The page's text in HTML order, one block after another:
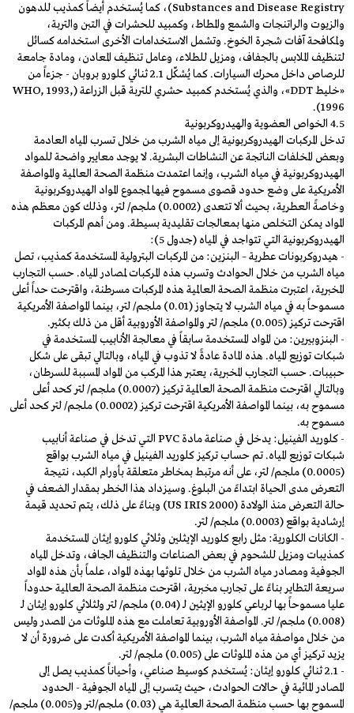
Substances and Disease Registry)، كما يُستخدم أيضاً كمذيب للدهون
والزيوت والراتنجات والشمع والمطاط، وكمبيد للحشرات في التبن والتربة،
ولمكافحة آفات شجرة الخوخ. وتشمل الاستخدامات الأخرى استخدامه كسائل
لتنظيف الملابس بالجفاف، ومزيل للطلاء، وعامل تنظيف المعادن، ومادة جامعة
للرصاص داخل محرك السيارات. كما يُشكّل 2.1 ثنائي كلورو بروبان - جزءاً من
«خليط DDT»، والذي يُستخدم كمبيد حشري للتربة قبل الزراعة (WHO, 1993,
1996).
4.5 الخواص العضوية والهيدروكربونية
تدخل المركبات الهيدروكربونية إلى مياه الشرب من خلال تسرب المياه العادمة
وبعض المخلفات الناتجة عن النشاطات البشرية. لا يوجد معايير واضحة للمواد
الهيدروكربونية في مياه الشرب، وإنما اعتمدت منظمة الصحة العالمية والمواصفة
الأمريكية على وضع حدود قصوى مسموح فيها لمجموع المواد الهيدروكربونية
وخاصةً العطرية، بحيث ألا تتعدى (0.0002) ملجم/ لتر، وذلك كون معظم هذه
المواد يمكن التخلص منها بمعالجات تقليدية بسيطة. ومن أهم المركبات
الهيدروكربونية التي تتواجد في المياه (جدول 5):
- هيدروكربونات عطرية – البنزين: من المركبات البترولية المستخدمة كمذيب، تصل
مياه الشرب من خلال الحوادث وتسرب هذه المركبات لمصادر المياه. حسب التجارب
المخبرية، اعتبرت منظمة الصحة العالمية هذه المركبات مسرطنة، واقترحت حداً أعلى
مسموحاً به في مياه الشرب لا يتجاوز (0.01) ملجم/ لتر، بينما المواصفة الأمريكية
اقترحت تركيز (0.005) ملجم/ لتر والمواصفة الأوروبية أقل من ذلك بكثير.
- البنزوبيرين: من المواد المستخدمة سابقاً في معالجة الأنابيب المستخدمة في
شبكات توزيع المياه. هذه المادة عادةً لا تذوب في المياه، وبالتالي تبقى على شكل
حبيبات. حسب التجارب المخبرية، يعتبر هذا المركب من المواد المسببة للسرطان،
وبالتالي اقترحت منظمة الصحة العالمية تركيز (0.0007) ملجم/ لتر كحد أعلى
مسموح به، بينما المواصفة الأمريكية اقترحت تركيز (0.0002) ملجم/ لتر كحد أعلى
مسموح به.
- كلوريد الفينيل: يدخل في صناعة مادة PVC التي تدخل في صناعة أنابيب
شبكات توزيع المياه. تم حساب تركيز كلوريد الفينيل في مياه الشرب بواقع
(0.0005) ملجم/ لتر، على أنه مرتبط بمخاطر متعلقة بأورام الكبد، نتيجة
التعرض مدى الحياة ابتداءً من البلوغ. وسيزداد هذا الخطر بمقدار الضعف في
حالة التعرض منذ الولادة (US IRIS 2000) وبناءً على ذلك، يتم تحديد قيمة
إرشادية بواقع (0.0003) ملجم/ لتر.
- الكانات الكلورية: مثل رابع كلوريد الإيثلين وثلاثي كلورو إيثان المستخدمة
كمذيبات ومزيل للشحوم في بعض الصناعات والتنظيف الجاف، وتدخل المياه
الجوفية ومصادر مياه الشرب من خلال تلوثها بهذه المواد، علماً بأن هذه المواد
سريعة التطاير بناءً على تجارب مخبرية، اقترحت منظمة الصحة العالمية حدوداً
عليا مسموحاً بها لرباعي كلورو الإيثين لـ (0.04) ملجم/ لتر ولثلاثي كلورو إيثان لـ
(0.008) ملجم/ لتر. المواصفة الأوروبية تعاملت مع هذه الملوثات من المصدر وليس
من خلال مواصفة مياه الشرب، بينما المواصفة الأمريكية أكدت على ضرورة أن لا
يزيد تركيز أي من هذه الملوثات على (0.005) ملجم/ لتر.
- 2.1 ثنائي كلورو إيثان: يُستخدم كوسيط صناعي، وأحياناً كمذيب يصل إلى
المصادر المائية في حالات الحوادث، حيث يتسرب إلى المياه الجوفية - الحدود
المسموح بها حسب منظمة الصحة العالمية هي (0.03) ملجم/لتر و(0.005) ملجم/